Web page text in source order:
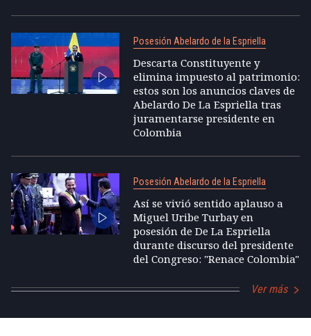
Posesión Abelardo de la Espriella
Descarta Constituyente y
elimina impuesto al patrimonio:
estos son los anuncios claves de
Abelardo De La Espriella tras
juramentarse presidente en
Colombia
Posesión Abelardo de la Espriella
Así se vivió sentido aplauso a
Miguel Uribe Turbay en
posesión de De La Espriella
durante discurso del presidente
del Congreso: "Renace Colombia"
Ver más